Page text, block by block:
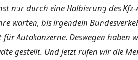
nur durch eine Halbierung des
warten, bis irgendein
Autokonzerne. Deswegen haben
gestellt. Und jetzt rufen wir die